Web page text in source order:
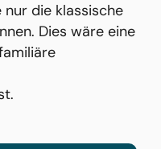
nur die klassische
Dies wäre eine